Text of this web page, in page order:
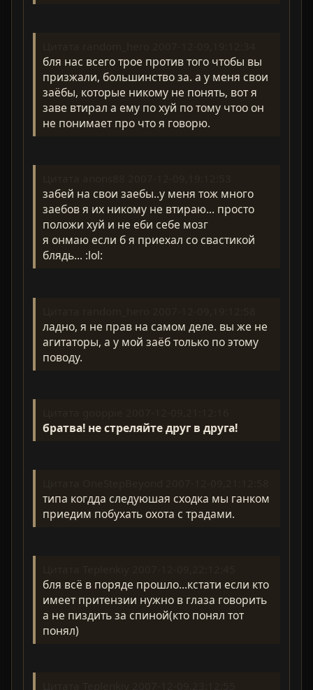
бля нас всего трое против того чтобы вы
призжали, большинство за. а у меня свои
заёбы, которые никому не понять, вот я
заве втирал а ему по хуй по тому чтоо он
не понимает про что я говорю.
забей на свои заебы..у меня тож много
заебов я их никому не втираю... просто
положи хуй и не еби себе мозг
я онмаю если б я приехал со свастикой
блядь... :lol:
ладно, я не прав на самом деле. вы же не
агитаторы, а у мой заёб только по этому
поводу.
братва! не стреляйте друг в друга!
типа когдда следуюшая сходка мы ганком
приедим побухать охота с традами.
бля всё в поряде прошло...кстати если кто
имеет притензии нужно в глаза говорить
а не пиздить за спиной(кто понял тот
понял)